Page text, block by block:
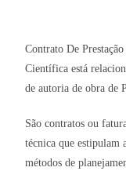
Contrato De
Científica está
de autoria de obra de
São contratos ou
técnica que estipulam
métodos de